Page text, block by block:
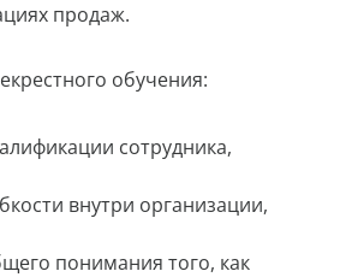
продаж.
обучения:
сотрудника,
внутри организации,
понимания того, как